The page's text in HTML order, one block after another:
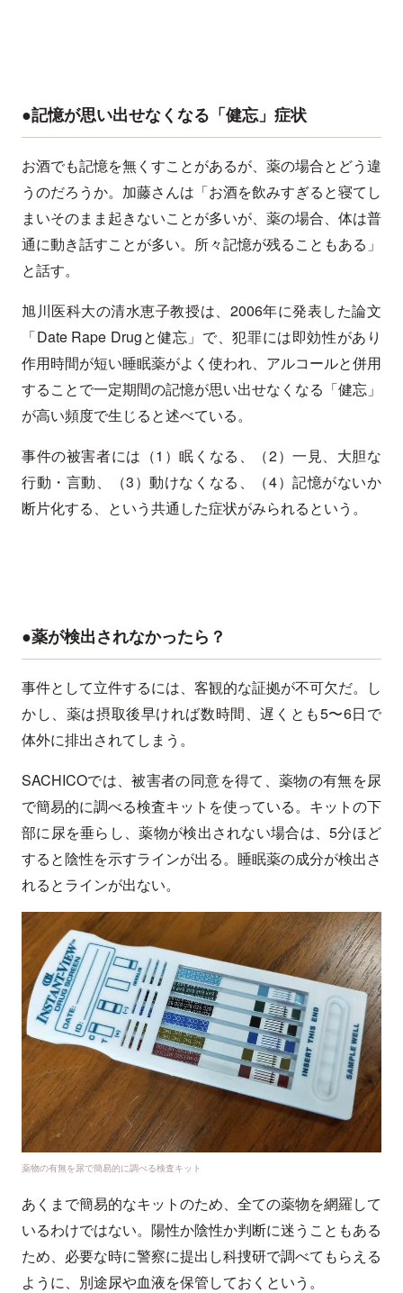
●記憶が思い出せなくなる「健忘」症状
お酒でも記憶を無くすことがあるが、薬の場合とどう違
うのだろうか。加藤さんは「お酒を飲みすぎると寝てし
まいそのまま起きないことが多いが、薬の場合、体は普
通に動き話すことが多い。所々記憶が残ることもある」
と話す。
旭川医科大の清水恵子教授は、2006年に発表した論文
「Date Rape Drugと健忘」で、犯罪には即効性があり
作用時間が短い睡眠薬がよく使われ、アルコールと併用
することで一定期間の記憶が思い出せなくなる「健忘」
が高い頻度で生じると述べている。
事件の被害者には（1）眠くなる、（2）一見、大胆な
行動・言動、（3）動けなくなる、（4）記憶がないか
断片化する、という共通した症状がみられるという。
●薬が検出されなかったら？
事件として立件するには、客観的な証拠が不可欠だ。し
かし、薬は摂取後早ければ数時間、遅くとも5〜6日で
体外に排出されてしまう。
SACHICOでは、被害者の同意を得て、薬物の有無を尿
で簡易的に調べる検査キットを使っている。キットの下
部に尿を垂らし、薬物が検出されない場合は、5分ほど
すると陰性を示すラインが出る。睡眠薬の成分が検出さ
れるとラインが出ない。
薬物の有無を尿で簡易的に調べる検査キット
あくまで簡易的なキットのため、全ての薬物を網羅して
いるわけではない。陽性か陰性か判断に迷うこともある
ため、必要な時に警察に提出し科捜研で調べてもらえる
ように、別途尿や血液を保管しておくという。